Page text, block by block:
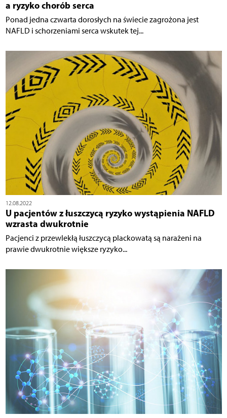
a ryzyko chorób serca
Ponad jedna czwarta dorosłych na świecie zagrożona jest
NAFLD i schorzeniami serca wskutek tej...
12.08.2022
U pacjentów z łuszczycą ryzyko wystąpienia NAFLD
wzrasta dwukrotnie
Pacjenci z przewlekłą łuszczycą plackowatą są narażeni na
prawie dwukrotnie większe ryzyko...